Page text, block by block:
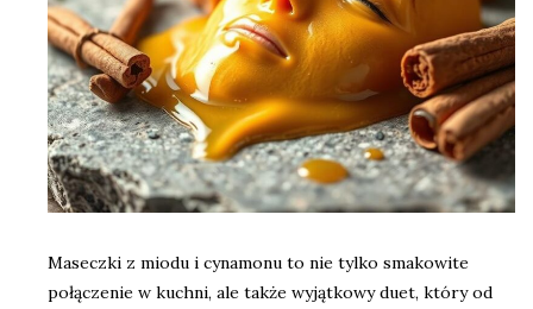
Maseczki z miodu i cynamonu to nie tylko smakowite
połączenie w kuchni, ale także wyjątkowy duet, który od